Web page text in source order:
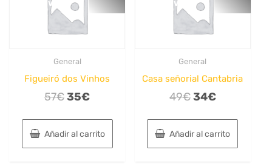
DESACTIVADO
General
Figueiró dos Vinhos
57€El
original
era:
35€El
actual
es:
Añadir al carrito
DESACTIVADO
General
Casa señorial Cantabria
49€El
original
era:
34€El
actual
es:
Añadir al carrito